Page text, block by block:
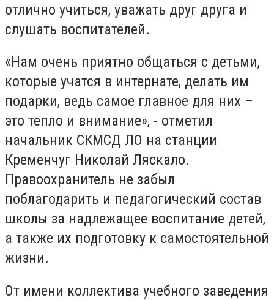
отлично учиться, уважать друг друга и
слушать воспитателей.
«Нам очень приятно общаться с детьми,
которые учатся в интернате, делать им
подарки, ведь самое главное для них –
это тепло и внимание», - отметил
начальник СКМСД ЛО на станции
Кременчуг Николай Ляскало.
Правоохранитель не забыл
поблагодарить и педагогический состав
школы за надлежащее воспитание детей,
а также их подготовку к самостоятельной
жизни.
От имени коллектива учебного заведения